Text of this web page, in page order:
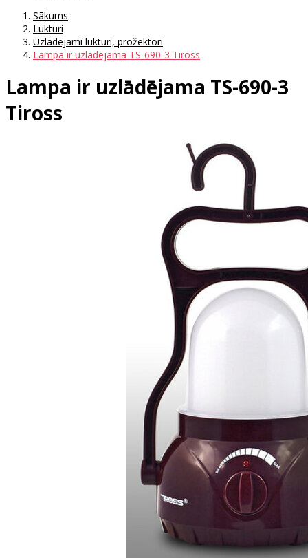
Sākums
Lukturi
Uzlādējami lukturi, prožektori
Lampa ir uzlādējama TS-690-3 Tiross
Lampa ir uzlādējama TS-690-3
Tiross